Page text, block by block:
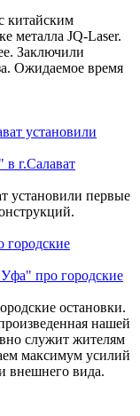
китайским
металла JQ-Laser.
Заключили
Ожидаемое время
г.Салават
установили первые
про городские
остановки.
нашей
служит жителям
максимум усилий
внешнего вида.